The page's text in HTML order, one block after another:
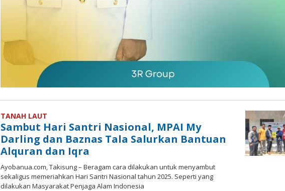
TANAH LAUT
Sambut Hari Santri Nasional, MPAI My
Darling dan Baznas Tala Salurkan Bantuan
Alquran dan Iqra
Ayobanua.com, Takisung – Beragam cara dilakukan untuk menyambut
sekaligus memeriahkan Hari Santri Nasional tahun 2025. Seperti yang
dilakukan Masyarakat Penjaga Alam Indonesia